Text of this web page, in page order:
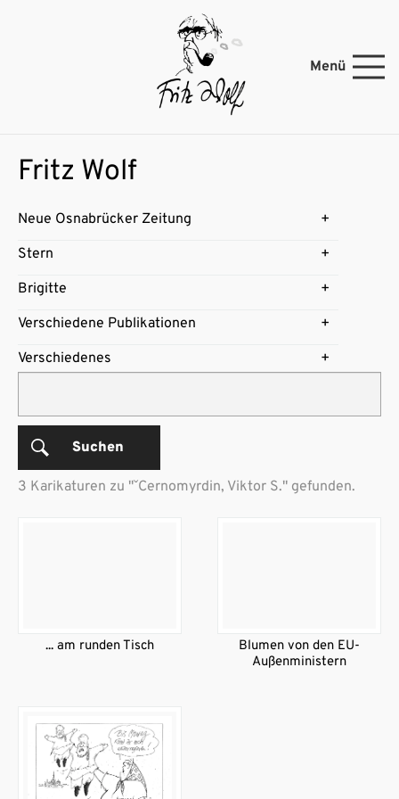
Menü
Fritz Wolf
Neue Osnabrücker Zeitung
Stern
Brigitte
Verschiedene Publikationen
Verschiedenes
Suchen
3 Karikaturen zu "ˇCernomyrdin, Viktor S." gefunden.
... am runden Tisch
Blumen von den EU-
Außenministern